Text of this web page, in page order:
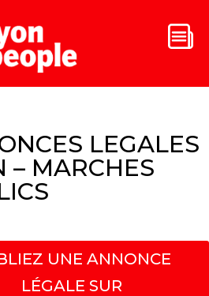
LEGALES
– MARCHES
UNE ANNONCE
LÉGALE SUR